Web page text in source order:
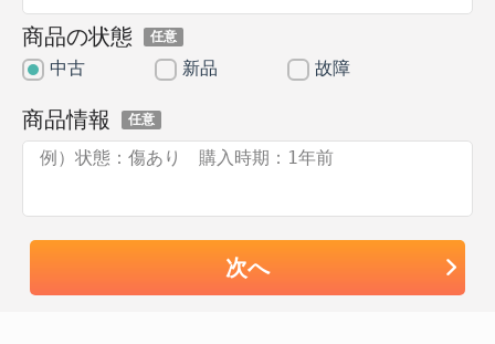
商品の状態 任意
中古 新品 故障
商品情報 任意
次へ